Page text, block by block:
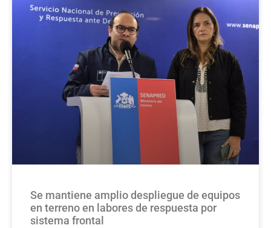
Se mantiene amplio despliegue de equipos
en terreno en labores de respuesta por
sistema frontal